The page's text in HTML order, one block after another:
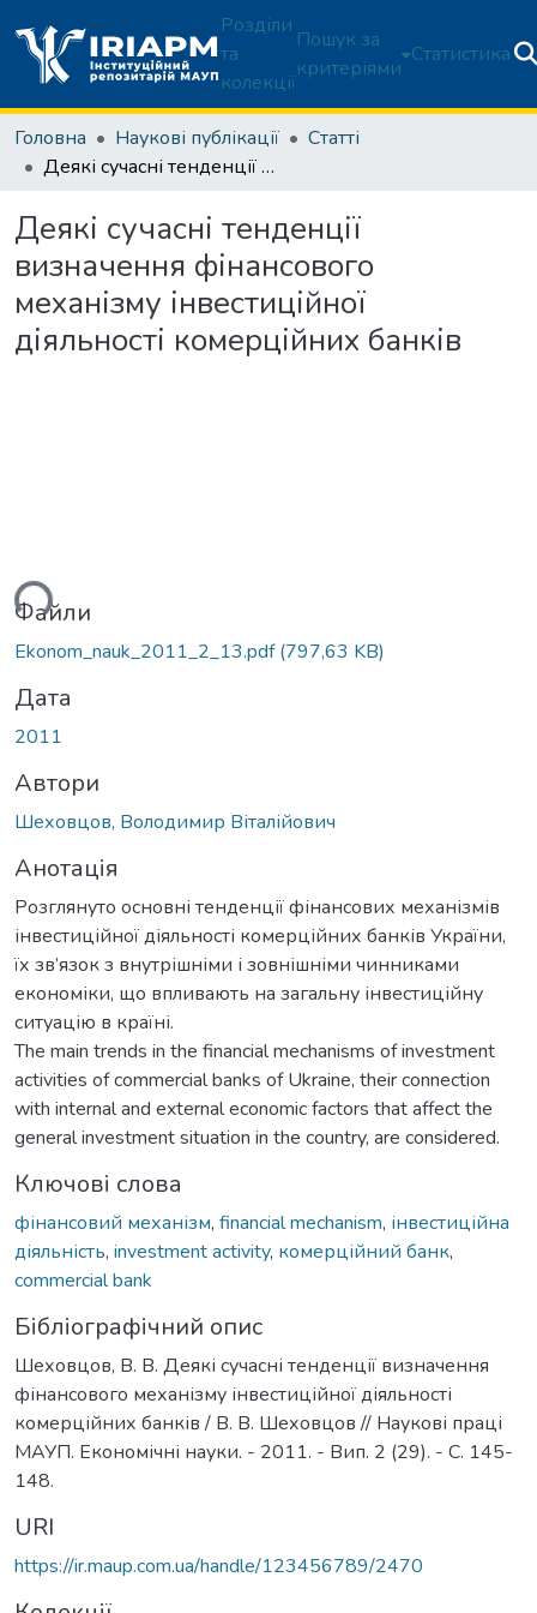
Розділи
та
колекції
Пошук за
критеріями
Статистика
Головна Наукові публікації
Статті
Деякі сучасні тенденції визначення фінансового механізму інвестиційної діяльності комерційних банків
Деякі сучасні тенденції
визначення фінансового
механізму інвестиційної
діяльності комерційних банків
Файли
Ekonom_nauk_2011_2_13.pdf(797,63 KB)
Дата
2011
Автори
Шеховцов, Володимир Віталійович
Анотація
Розглянуто основні тенденції фінансових механізмів
інвестиційної діяльності комерційних банків України,
їх зв’язок з внутрішніми і зовнішніми чинниками
економіки, що впливають на загальну інвестиційну
ситуацію в країні.
The main trends in the financial mechanisms of investment
activities of commercial banks of Ukraine, their connection
with internal and external economic factors that affect the
general investment situation in the country, are considered.
Ключові слова
фінансовий механізм, financial mechanism, інвестиційна
діяльність, investment activity, комерційний банк,
commercial bank
Бібліографічний опис
Шеховцов, В. В. Деякі сучасні тенденції визначення
фінансового механізму інвестиційної діяльності
комерційних банків / В. В. Шеховцов // Наукові праці
МАУП. Економічні науки. - 2011. - Вип. 2 (29). - С. 145-
148.
URI
https://ir.maup.com.ua/handle/123456789/2470